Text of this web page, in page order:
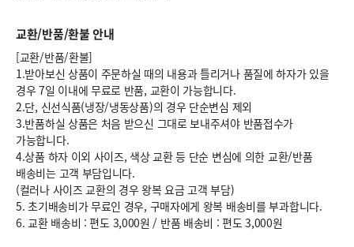
교환/반품/환불 안내
[교환/반품/환불]
1.받아보신 상품이 주문하실 때의 내용과 틀리거나 품질에 하자가 있을
경우 7일 이내에 무료로 반품, 교환이 가능합니다.
2.단, 신선식품(냉장/냉동상품)의 경우 단순변심 제외
3.반품하실 상품은 처음 받으신 그대로 보내주셔야 반품접수가
가능합니다.
4.상품 하자 이외 사이즈, 색상 교환 등 단순 변심에 의한 교환/반품
배송비는 고객 부담입니다.
(컬러나 사이즈 교환의 경우 왕복 요금 고객 부담)
5. 초기배송비가 무료인 경우, 구매자에게 왕복 배송비를 부과합니다.
6.교환 배송비 : 편도 3,000원 / 반품 배송비 : 편도 3,000원